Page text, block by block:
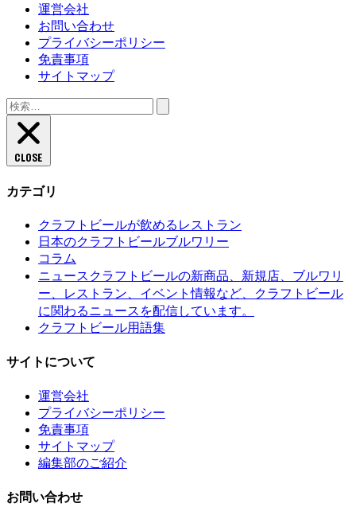
運営会社
お問い合わせ
プライバシーポリシー
免責事項
サイトマップ
CLOSE
カテゴリ
クラフトビールが飲めるレストラン
日本のクラフトビールブルワリー
コラム
ニュース クラフトビールの新商品、新規店、ブルワリ
ー、レストラン、イベント情報など、クラフトビール
に関わるニュースを配信しています。
クラフトビール用語集
サイトについて
運営会社
プライバシーポリシー
免責事項
サイトマップ
編集部のご紹介
お問い合わせ